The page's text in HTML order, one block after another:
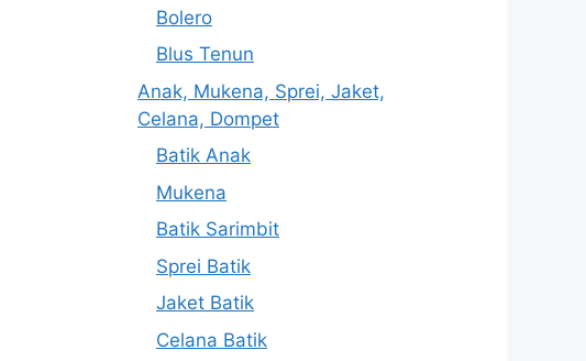
Bolero
Blus Tenun
Anak, Mukena, Sprei, Jaket,
Celana, Dompet
Batik Anak
Mukena
Batik Sarimbit
Sprei Batik
Jaket Batik
Celana Batik